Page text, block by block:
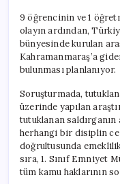
9 öğrencinin ve 1
olayın ardından,
bünyesinde kurulan
Kahramanmaraş’a
bulunması planlanıyor.
Soruşturmada,
üzerinde yapılan
tutuklanan
herhangi bir disiplin
doğrultusunda
sıra, 1. Sınıf Emniyet
tüm kamu haklarının